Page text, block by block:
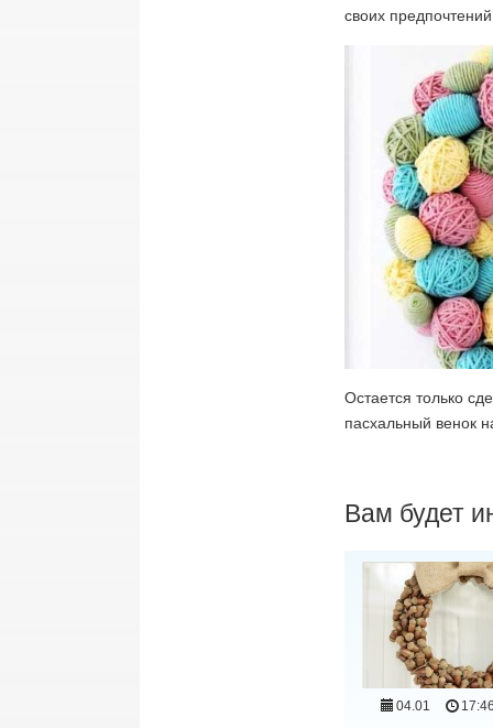
своих
Остается только
пасхальный венок
Вам будет
04.01